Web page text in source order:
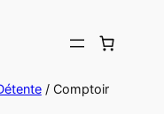
/ Comptoir